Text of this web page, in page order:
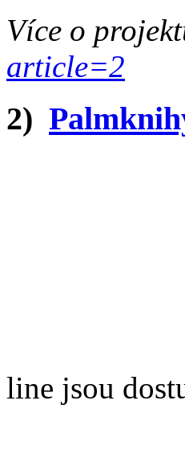
Více o
article=2
2)
line jsou